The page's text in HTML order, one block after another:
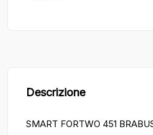
Descrizione
SMART FORTWO 451